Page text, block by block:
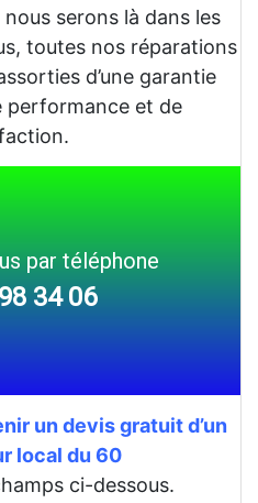
serons là dans les
toutes nos réparations
d’une garantie
performance et de
par téléphone
34 06
un devis gratuit d’un
local du 60
ci-dessous.